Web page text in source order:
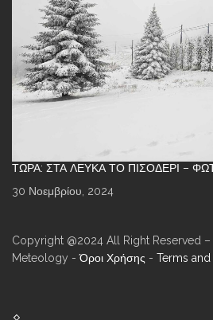
ΤΏΡΑ: ΣΤΑ ΛΕΥΚΆ ΤΟ ΠΙΣΟΔΈΡΙ –
30 Νοεμβρίου, 2024
Copyright @2024 All Right Reserved
Meteology -Όροι Χρήσης - Terms